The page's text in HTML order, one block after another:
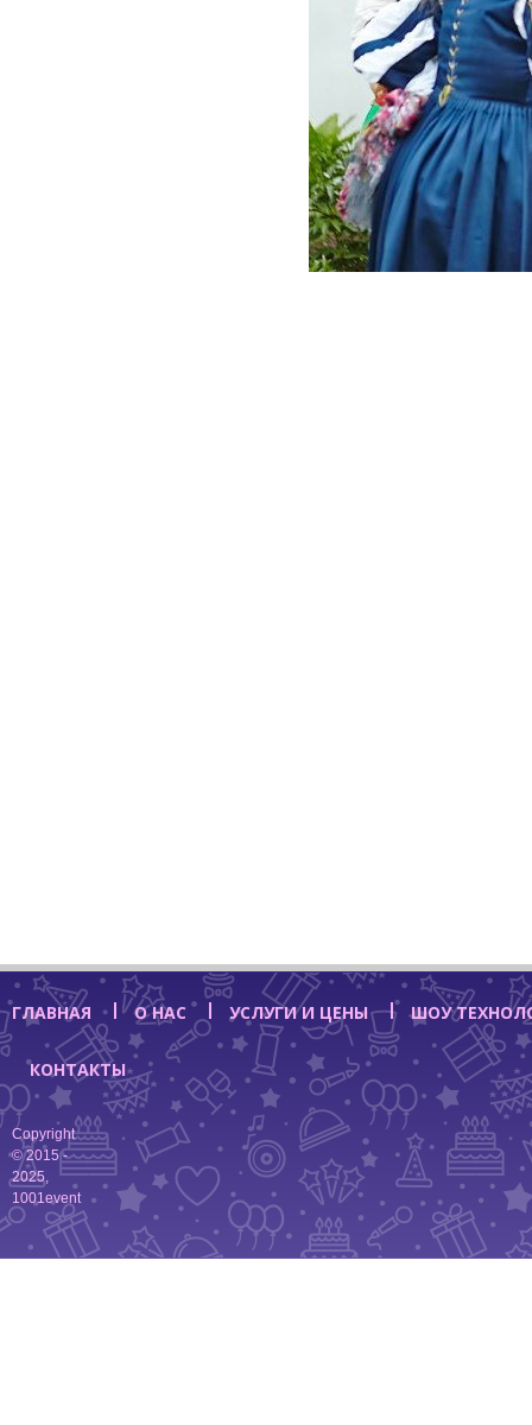
ГЛАВНАЯ О НАС УСЛУГИ И ЦЕНЫ ШОУ
КОНТАКТЫ
Copyright
© 2015 -
2025,
1001event